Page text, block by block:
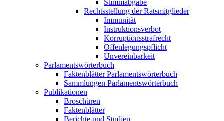
Stimmabgabe
Rechtsstellung der Ratsmitglieder
Immunität
Instruktionsverbot
Korruptionsstrafrecht
Offenlegungspflicht
Unvereinbarkeit
Parlamentswörterbuch
Faktenblätter Parlamentswörterbuch
Sammlungen Parlamentswörterbuch
Publikationen
Broschüren
Faktenblätter
Berichte und Studien